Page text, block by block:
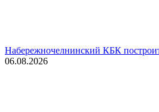
Набережночелнинский КБК
06.08.2026